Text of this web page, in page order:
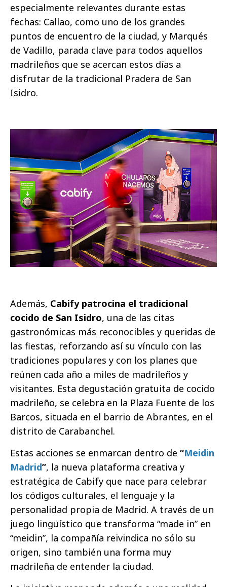
especialmente relevantes durante estas
fechas: Callao, como uno de los grandes
puntos de encuentro de la ciudad, y Marqués
de Vadillo, parada clave para todos aquellos
madrileños que se acercan estos días a
disfrutar de la tradicional Pradera de San
Isidro.
Además, Cabify patrocina el tradicional
cocido de San Isidro, una de las citas
gastronómicas más reconocibles y queridas de
las fiestas, reforzando así su vínculo con las
tradiciones populares y con los planes que
reúnen cada año a miles de madrileños y
visitantes. Esta degustación gratuita de cocido
madrileño, se celebra en la Plaza Fuente de los
Barcos, situada en el barrio de Abrantes, en el
distrito de Carabanchel.
Estas acciones se enmarcan dentro de “Meidin
Madrid”, la nueva plataforma creativa y
estratégica de Cabify que nace para celebrar
los códigos culturales, el lenguaje y la
personalidad propia de Madrid. A través de un
juego lingüístico que transforma “made in” en
“meidin”, la compañía reivindica no sólo su
origen, sino también una forma muy
madrileña de entender la ciudad.